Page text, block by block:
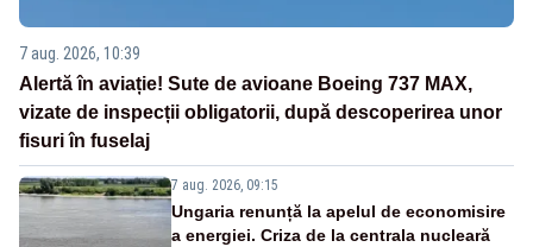
7 aug. 2026, 10:39
Alertă în aviație! Sute de avioane Boeing 737 MAX,
vizate de inspecții obligatorii, după descoperirea unor
fisuri în fuselaj
7 aug. 2026, 09:15
Ungaria renunță la apelul de economisire
a energiei. Criza de la centrala nucleară